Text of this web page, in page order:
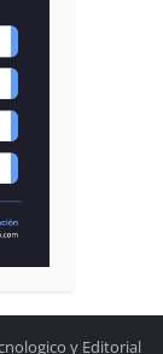
y Editorial